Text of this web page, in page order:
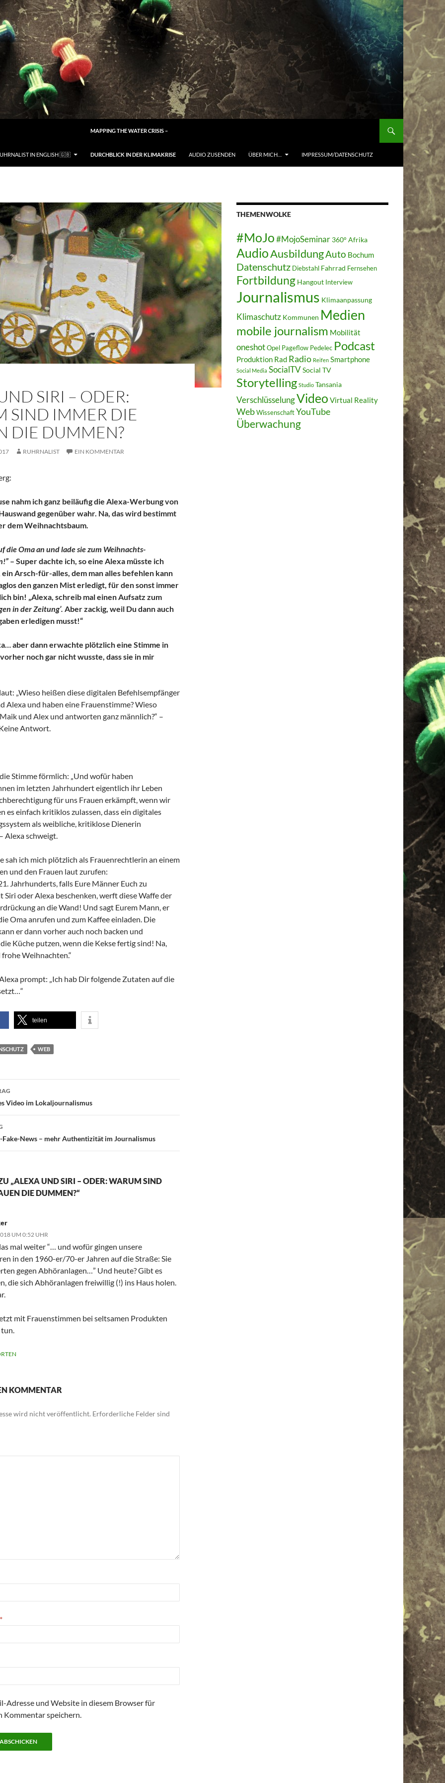
IN ENGLISH 🇬🇧
MAPPING THE WATER CRISIS –
DURCHBLICK IN DER KLIMAKRISE AUDIO ZUSENDEN ÜBER MICH… IMPRESSUM/DATENSCHUTZ
SIRI – ODER:
SIND IMMER DIE
DIE DUMMEN?
RUHRNALIST EIN KOMMENTAR
nahm ich ganz beiläufig die Alexa-Werbung von
gegenüber wahr. Na, das wird bestimmt
dem Weihnachtsbaum.
die Oma an und lade sie zum Weihnachts-
– Super dachte ich, so eine Alexa müsste ich
ein Arsch-für-alles, dem man alles befehlen kann
den ganzen Mist erledigt, für densonst immer
bin! „Alexa, schreib mal einen Aufsatz zum
in der Zeitung’. Aber zackig, weil Du dann auch
erledigen musst!“
aber dann erwachte plötzlich eine Stimme in
noch gar nicht wusste, dass sie in mir
„Wieso heißen diese digitalen Befehlsempfänger
Alexa und haben eine Frauenstimme? Wieso
und Alex und antworten ganz männlich?“ –
Antwort.
Stimme förmlich: „Und wofür haben
im letzten Jahrhundert eigentlich ihr Leben
für uns Frauen erkämpft, wenn wir
es einfach kritiklos zulassen, dass ein digitales
als weibliche, kritiklose Dienerin
Alexa schweigt.
sah ich mich plötzlich als Frauenrechtlerin an einem
und den Frauen laut zurufen:
Jahrhunderts, falls Eure Männer Euch zu
Siri oder Alexa beschenken, werft diese Waffe der
an die Wand! Und sagt Eurem Mann, er
Oma anrufen und zum Kaffee einladen. Die
er dann vorher auch noch backen und
Küche putzen, wenn die Kekse fertig sind! Na,
Weihnachten.“
prompt: „Ich hab Dir folgende Zutaten auf die
teilen
WEB
Video im Lokaljournalismus
Fake-News – mehr Authentizität im Journalismus
„ALEXA UND SIRI – ODER: WARUM SIND
DIE DUMMEN?“
UM 0:52 UHR
mal weiter “… und wofür gingen unsere
in den 1960-er/70-er Jahren auf die Straße: Sie
gegen Abhöranlagen…” Und heute? Gibt es
die sich Abhöranlagen freiwillig (!) ins Haus holen.
mit Frauenstimmen bei seltsamen Produkten
tun.
KOMMENTAR
wird nicht veröffentlicht. Erforderliche Felder sind
*
Adresse und Website in diesem Browser für
Kommentar speichern.
THEMENWOLKE
#MoJo#MojoSeminar 360° Afrika
AudioAusbildungAuto Bochum
Datenschutz Diebstahl Fahrrad Fernsehen
Fortbildung Hangout Interview
Journalismus Klimaanpassung
Klimaschutz Kommunen Medien
mobile journalism Mobilität
oneshot Opel Pageflow Pedelec Podcast
Produktion Rad Radio Reifen Smartphone
Social Media SocialTVSocial TV
Storytelling Studio Tansania
VerschlüsselungVideo Virtual Reality
Web Wissenschaft YouTube
Überwachung